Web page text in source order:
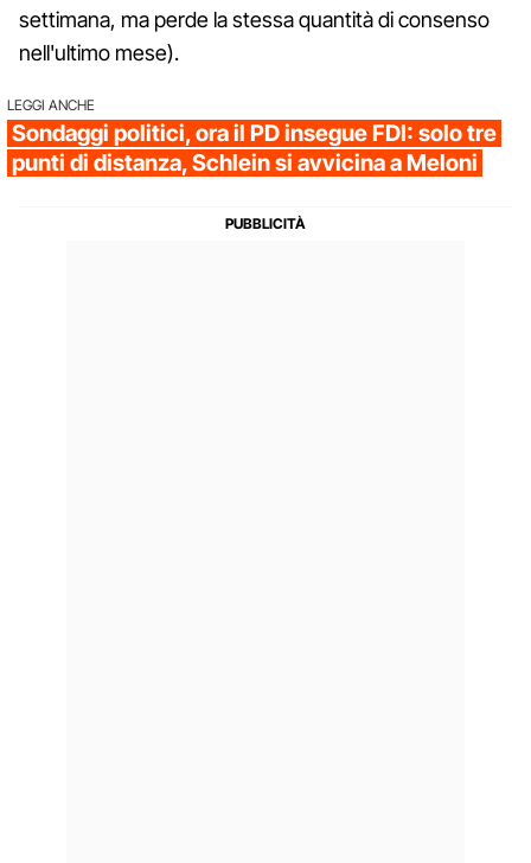
settimana, ma perde la stessa quantità di consenso
nell'ultimo mese).
LEGGI ANCHE
Sondaggi politici, ora il PD insegue FDI: solo tre
punti di distanza, Schlein si avvicina a Meloni